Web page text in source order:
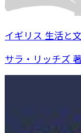
イギリス 生活と
サラ・リッチズ